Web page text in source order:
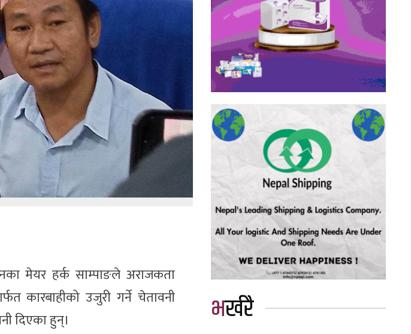
मेयर हर्क साम्पाङले अराजकता
कारबाहीको उजुरी गर्ने चेतावनी
दिएका हुन्।
भर्खरै